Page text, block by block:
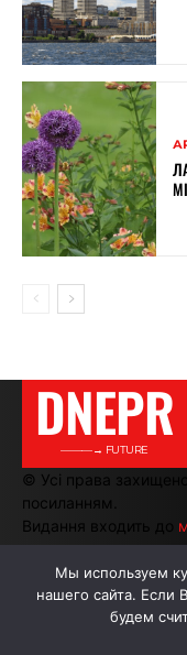
DNEPR
———→ FUTURE
© Усі права
посиланням.
Видання входить до
Мы используем
нашего сайта. Если
будем